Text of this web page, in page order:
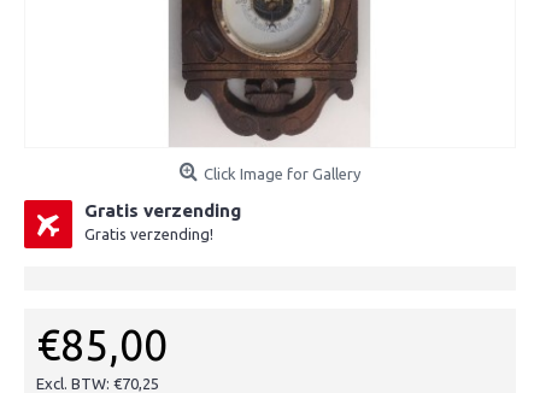
Click Image for Gallery
Gratis verzending
Gratis verzending!
€85,00
Excl. BTW: €70,25